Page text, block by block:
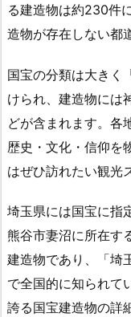
る建造物は約230件
造物が存在しない都
国宝の分類は大きく
けられ、建造物には
どが含まれます。各
歴史・文化・信仰を
はぜひ訪れたい観光
埼玉県には国宝に指
熊谷市妻沼に所在す
建造物であり、「埼
で全国的に知られて
誇る国宝建造物の詳